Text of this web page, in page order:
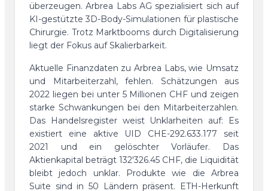
überzeugen. Arbrea Labs AG spezialisiert sich auf
KI-gestützte 3D-Body-Simulationen für plastische
Chirurgie. Trotz Marktbooms durch Digitalisierung
liegt der Fokus auf Skalierbarkeit.
Aktuelle Finanzdaten zu Arbrea Labs, wie Umsatz
und Mitarbeiterzahl, fehlen. Schätzungen aus
2022 liegen bei unter 5 Millionen CHF und zeigen
starke Schwankungen bei den Mitarbeiterzahlen.
Das Handelsregister weist Unklarheiten auf: Es
existiert eine aktive UID CHE-292.633.177 seit
2021 und ein gelöschter Vorläufer. Das
Aktienkapital beträgt 132'326.45 CHF, die Liquidität
bleibt jedoch unklar. Produkte wie die Arbrea
Suite sind in 50 Ländern präsent. ETH-Herkunft